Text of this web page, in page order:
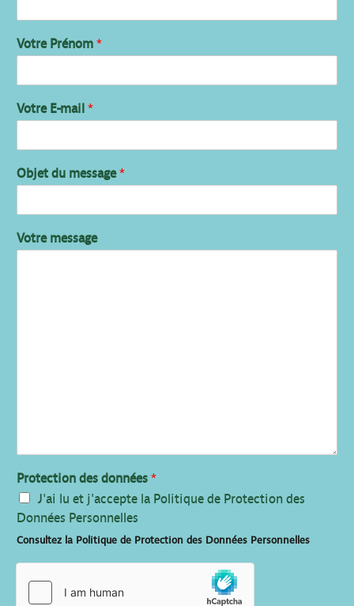
Votre Prénom *
Votre E-mail *
Objet du message*
Votre message
Protection des données *
J'ai lu et j'accepte la Politique de Protection des
Données Personnelles
Consultez la Politique de Protection des Données Personnelles